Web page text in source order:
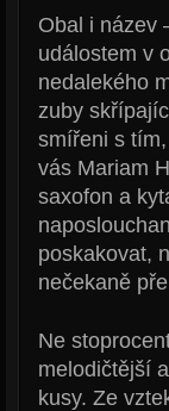
Obal i název
událostem v
nedalekého
zuby
smířeni s
vás Mariam
saxofon a
poskakovat,
nečekaně
Ne
melodičtější
kusy. Ze